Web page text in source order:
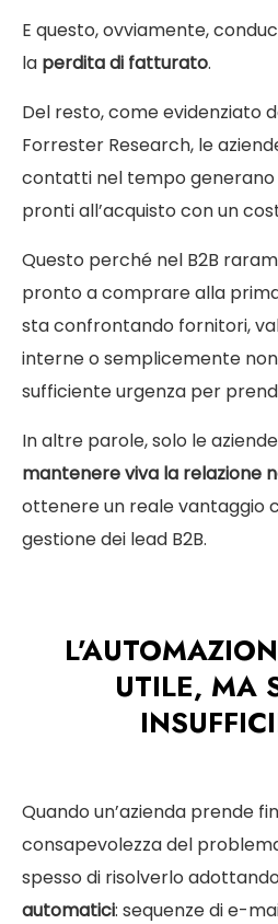
E questo, ovviamente,
la perdita di fatturato.
Del resto, come evidenziato
Forrester Research, le
contatti nel tempo generano
pronti all’acquisto con un
Questo perché nel B2B
pronto a comprare alla
sta confrontando fornitori,
interne o semplicemente
sufficiente urgenza per
In altre parole, solo le
mantenere viva la relazione
ottenere un reale vantaggio
gestione dei lead B2B.
UTILE, MA
Quando un’azienda prende
consapevolezza del
spesso di risolverlo adottando
automatici: sequenze di e-